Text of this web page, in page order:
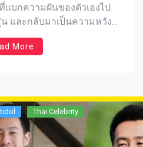
แบกความฝันของตัวเองไป
และกลับมาเป็นความหวัง
าสำคัญ Leesawls ทำแฮต
พาทีมคว้าแชมป์อย่างสง่า
นคือสิ่งที่ทำให้เขาน่าสนใจ
ให้มากกว่านี้ มาติดตามกันเลย
More
Thai Celebrity